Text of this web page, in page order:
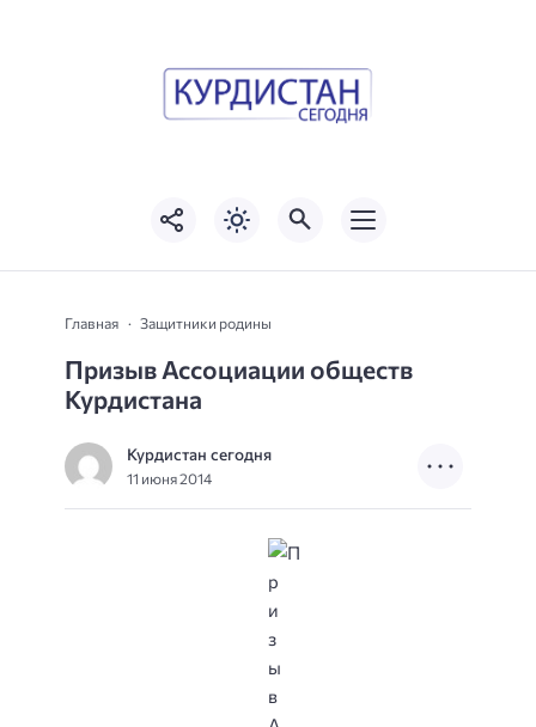
Главная Защитники родины
Призыв Ассоциации обществ
Курдистана
Курдистан сегодня
11 июня 2014